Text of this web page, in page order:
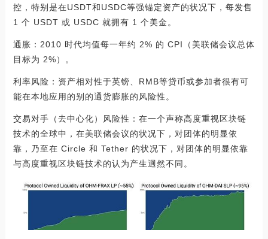
控，特别是在USDT和USDC等强锚定资产的状况下，每发售
1 个 USDT 或 USDC 就拥有 1 个美金。
通胀：2010 时代均值每一年约 2% 的 CPI（美联储会议总体
目标为 2%）。
利率风险：资产相对性于英镑、RMB等贷币或参加者很有可
能在本地应用的别的通货膨胀的风险性。
交易对手（去中心化）风险性：在一个声称高度重视区块链
技术的全球中，在美联储会议的状况下，对团体的明显依
靠，乃至在 Circle 和 Tether 的状况下，对团体的明显依靠
与高度重视区块链技术的认为产生迥然不同。